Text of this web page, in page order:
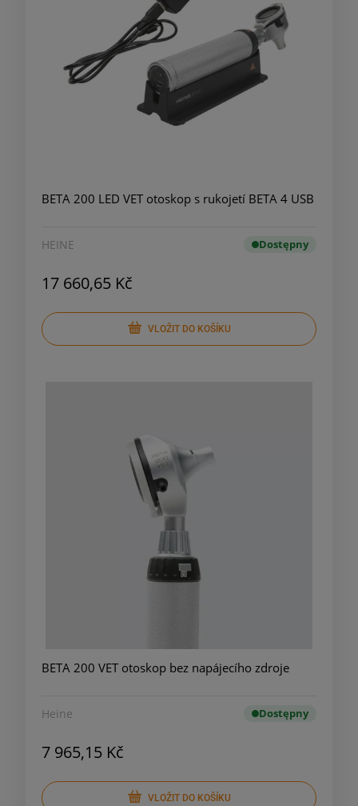
BETA 200 LED VET otoskop s rukojetí BETA 4 USB
HEINE Dostępny
17 660,65 Kč
VLOŽIT DO KOŠÍKU
BETA 200 VET otoskop bez napájecího zdroje
Heine Dostępny
7 965,15 Kč
VLOŽIT DO KOŠÍKU